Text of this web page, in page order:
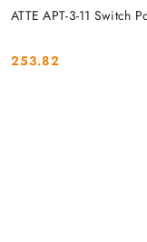
ATTE APT-3-11 Switch
Cena:
253.82